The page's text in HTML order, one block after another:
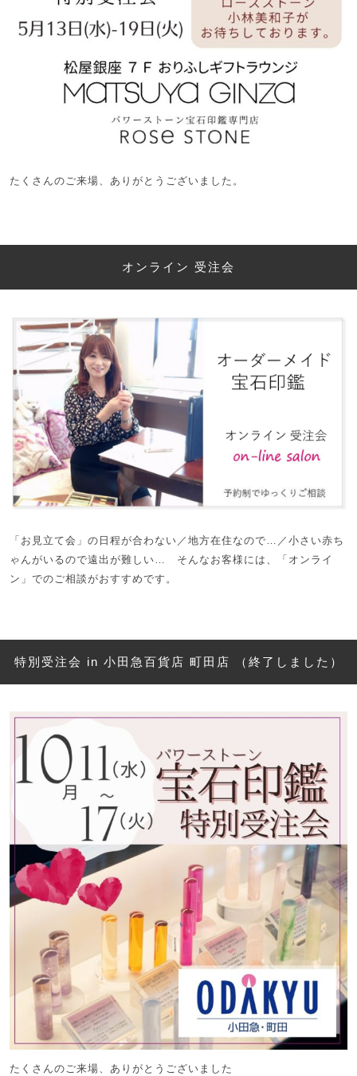
たくさんのご来場、ありがとうございました。
オンライン 受注会
「お見立て会」の日程が合わない／地方在住なので…／小さい赤ち
ゃんがいるので遠出が難しい… そんなお客様には、「オンライ
ン」でのご相談がおすすめです。
特別受注会 in 小田急百貨店 町田店 （終了しました）
たくさんのご来場、ありがとうございました